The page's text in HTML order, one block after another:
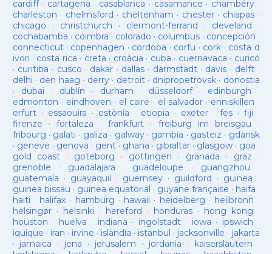
cardiff· cartagena · casablanca · casamance · chambéry·
charleston · chelmsford · cheltenham · chester· chiapas ·
chicago · christchurch · clermont-ferrand · cleveland ·
cochabamba · coimbra · colorado · columbus· concepción ·
connecticut· copenhagen · cordoba · corfu · cork · costa d
ivori · costa rica · creta · croàcia · cuba · cuernavaca · curicó
· curitiba · cusco · dakar · dallas · darmstadt· davis · delft ·
delhi · den haag · derry· detroit· dnipropetrovsk· donostia
· dubai · dublín · durham · düsseldorf· edinburgh ·
edmonton · eindhoven · el caire · el salvador · enniskillen ·
erfurt· essaouira · estònia · etiopia · exeter· fes· fiji ·
firenze ·fortaleza · frankfurt· freiburg im breisgau ·
fribourg · galati · galiza · galway· gambia · gasteiz · gdansk
· geneve · genova · gent· ghana · gibraltar· glasgow· goa ·
gold coast · goteborg · gottingen · granada · graz ·
grenoble · guadalajara · guadeloupe · guangzhou ·
guatemala · guayaquil · guernsey· guildford · guinea ·
guinea bissau · guinea equatorial · guyane française · haifa ·
haiti · halifax · hamburg · hawaii · heidelberg · heilbronn ·
helsingør· helsinki · hereford · honduras· hong kong ·
houston · huelva · indiana · ingolstadt· iowa · ipswich ·
iquique · iran · irvine · islàndia · istanbul · jacksonville · jakarta
· jamaica · jena · jerusalem · jordania · kaiserslautern ·